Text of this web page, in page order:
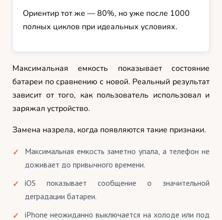
Ориентир тот же — 80%, но уже после 1000
полных циклов при идеальных условиях.
Максимальная емкость показывает состояние
батареи по сравнению с новой. Реальный результат
зависит от того, как пользователь использовал и
заряжал устройство.
Замена назрела, когда появляются такие признаки.
Максимальная емкость заметно упала, а телефон не
доживает до привычного времени.
iOS показывает сообщение о значительной
деградации батареи.
iPhone неожиданно выключается на холоде или под